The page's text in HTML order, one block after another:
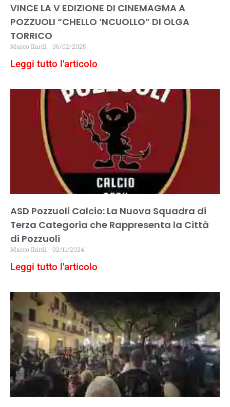
VINCE LA V EDIZIONE DI CINEMAGMA A
POZZUOLI “CHELLO ‘NCUOLLO” DI OLGA
TORRICO
Marco Ilardi 06/02/2025
Leggi tutto l'articolo
ASD Pozzuoli Calcio: La Nuova Squadra di
Terza Categoria che Rappresenta la Città
di Pozzuoli
Marco Ilardi 02/11/2024
Leggi tutto l'articolo